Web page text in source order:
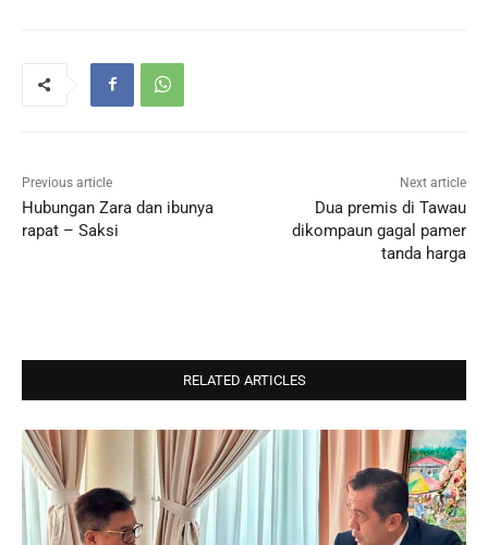
Previous article
Hubungan Zara dan ibunya
rapat – Saksi
Next article
Dua premis di Tawau
dikompaun gagal pamer
tanda harga
RELATED ARTICLES